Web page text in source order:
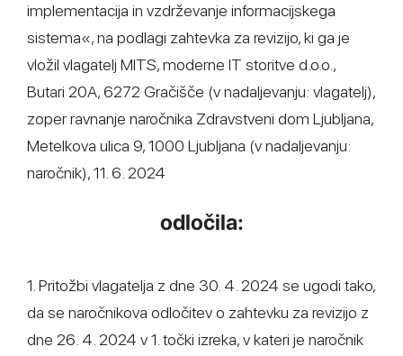
implementacija in vzdrževanje informacijskega
sistema«, na podlagi zahtevka za revizijo, ki ga je
vložil vlagatelj MITS, moderne IT storitve d.o.o.,
Butari 20A, 6272 Gračišče (v nadaljevanju: vlagatelj),
zoper ravnanje naročnika Zdravstveni dom Ljubljana,
Metelkova ulica 9, 1000 Ljubljana (v nadaljevanju:
naročnik), 11. 6. 2024
odločila:
1. Pritožbi vlagatelja z dne 30. 4. 2024 se ugodi tako,
da se naročnikova odločitev o zahtevku za revizijo z
dne 26. 4. 2024 v 1. točki izreka, v kateri je naročnik